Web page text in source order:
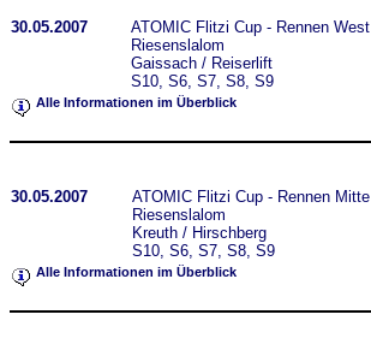
30.05.2007
ATOMIC Flitzi Cup - Rennen West
Riesenslalom
Gaissach / Reiserlift
S10, S6, S7, S8, S9
Alle Informationen im Überblick
30.05.2007
ATOMIC Flitzi Cup - Rennen Mitte
Riesenslalom
Kreuth / Hirschberg
S10, S6, S7, S8, S9
Alle Informationen im Überblick